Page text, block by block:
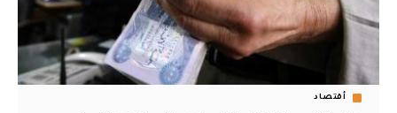
أقتصاد